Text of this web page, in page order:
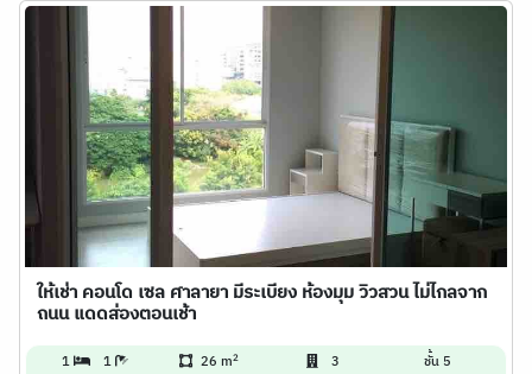
ให้เช่า คอนโด เซล ศาลายา มีระเบียง ห้องมุม วิวสวน ไม่ไกลจาก
ถนน แดดส่องตอนเช้า
1 1 26 m2 3 ชั้น 5